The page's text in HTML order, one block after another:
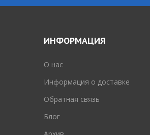
ИНФОРМАЦИЯ
O нас
Информация о доставке
Обратная связь
Блог